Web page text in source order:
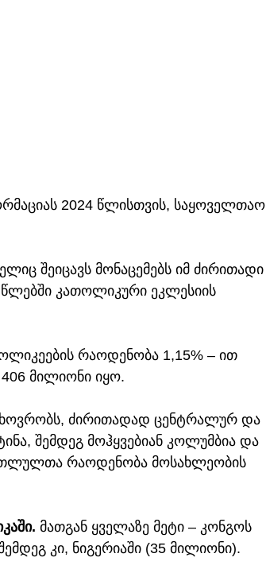
2024 წლისთვის, საყოველთაო
შეიცავს მონაცემებს იმ ძირითადი
წლებში კათოლიკური ეკლესიის
რაოდენობა 1,15% – ით
მილიონი იყო.
ძირითადად ცენტრალურ და
შემდეგ მოჰყვებიან კოლუმბია და
რაოდენობა მოსახლეობის
მათგან ყველაზე მეტი – კონგოს
კი, ნიგერიაში (35 მილიონი).